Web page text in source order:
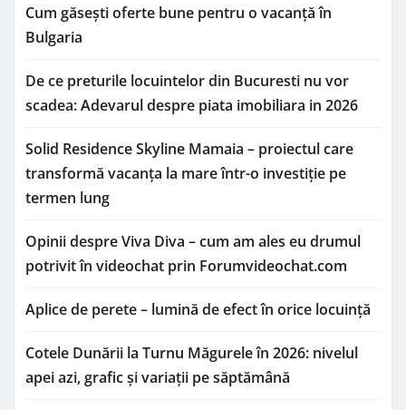
Cum găsești oferte bune pentru o vacanță în
Bulgaria
De ce preturile locuintelor din Bucuresti nu vor
scadea: Adevarul despre piata imobiliara in 2026
Solid Residence Skyline Mamaia – proiectul care
transformă vacanța la mare într-o investiție pe
termen lung
Opinii despre Viva Diva – cum am ales eu drumul
potrivit în videochat prin Forumvideochat.com
Aplice de perete – lumină de efect în orice locuință
Cotele Dunării la Turnu Măgurele în 2026: nivelul
apei azi, grafic și variații pe săptămână